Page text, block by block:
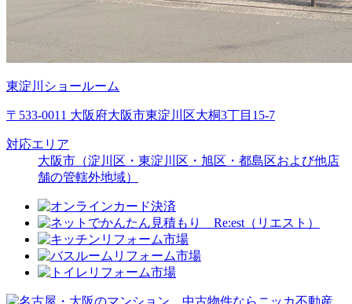
東淀川ショールーム
〒533-0011 大阪府大阪市東淀川区大桐3丁目15-7
対応エリア
大阪市（淀川区・東淀川区・旭区・都島区および他店
舗の管轄外地域）